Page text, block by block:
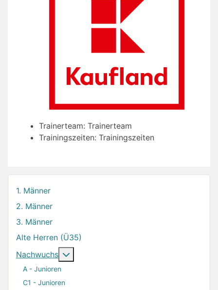
Trainerteam: Trainerteam
Trainingszeiten: Trainingszeiten
1. Männer
2. Männer
3. Männer
Alte Herren (Ü35)
Nachwuchs
A - Junioren
C1 - Junioren